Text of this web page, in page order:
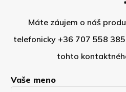
Máte záujem o náš
telefonicky +36 707 558 385
tohto
Vaše meno